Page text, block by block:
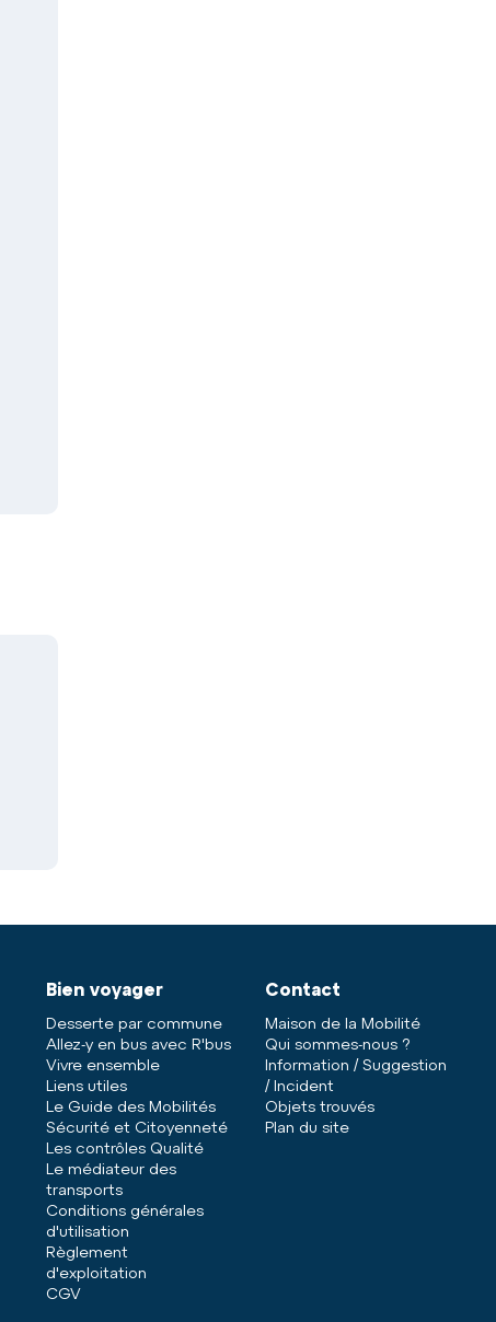
Bien voyager
Desserte par commune
Allez-y en bus avec R'bus
Vivre ensemble
Liens utiles
Le Guide des Mobilités
Sécurité et Citoyenneté
Les contrôles Qualité
Le médiateur des
transports
Conditions générales
d'utilisation
Règlement
d'exploitation
CGV
Contact
Maison de la Mobilité
Qui sommes-nous ?
Information / Suggestion
/ Incident
Objets trouvés
Plan du site